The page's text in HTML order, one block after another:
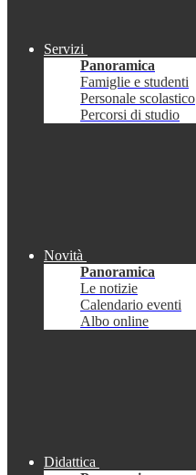
Servizi
Panoramica
Famiglie e studenti
Personale scolastico
Percorsi di studio
Novità
Panoramica
Le notizie
Calendario eventi
Albo online
Didattica